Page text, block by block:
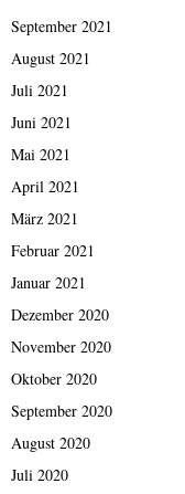
September 2021
August 2021
Juli 2021
Juni 2021
Mai 2021
April 2021
März 2021
Februar 2021
Januar 2021
Dezember 2020
November 2020
Oktober 2020
September 2020
August 2020
Juli 2020